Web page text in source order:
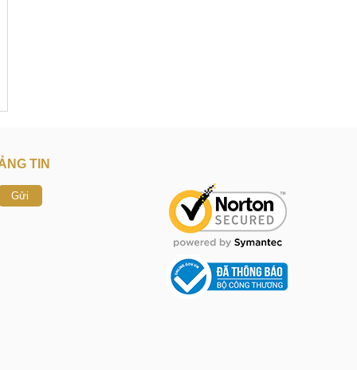
TIN
Gửi